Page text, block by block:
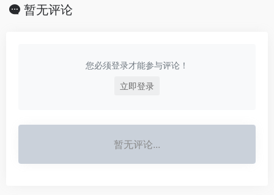
暂无评论
您必须登录才能参与评论！
立即登录
暂无评论...